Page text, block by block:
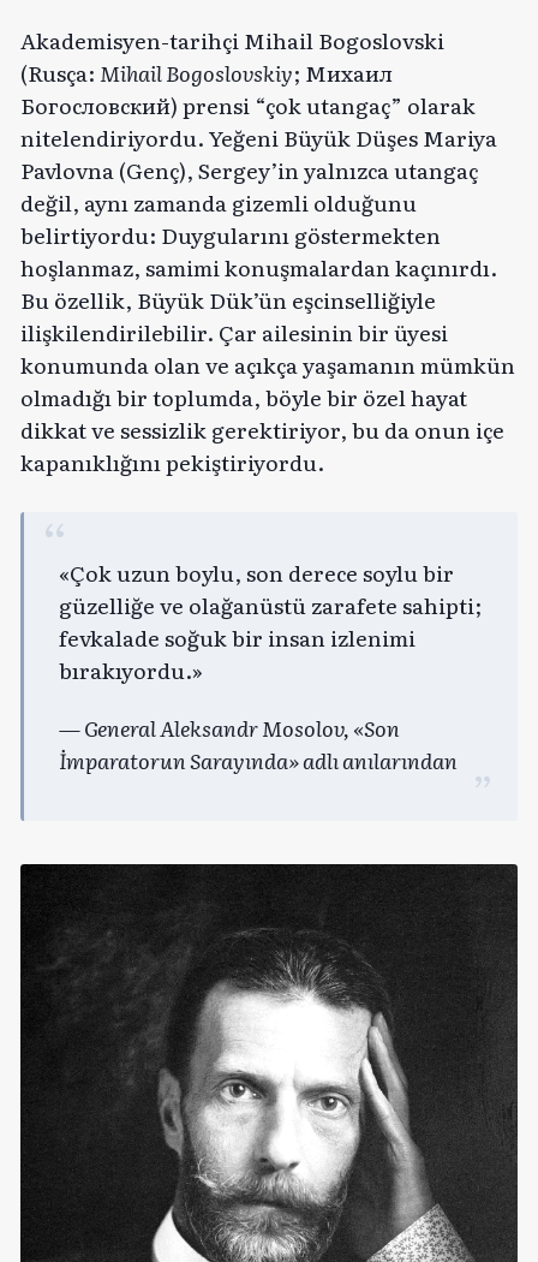
Akademisyen-tarihçi Mihail Bogoslovski
(Rusça: Mihail Bogoslovskiy; Михаил
Богословский) prensi “çok utangaç” olarak
nitelendiriyordu. Yeğeni Büyük Düşes Mariya
Pavlovna (Genç), Sergey’in yalnızca utangaç
değil, aynı zamanda gizemli olduğunu
belirtiyordu: Duygularını göstermekten
hoşlanmaz, samimi konuşmalardan kaçınırdı.
Bu özellik, Büyük Dük’ün eşcinselliğiyle
ilişkilendirilebilir. Çar ailesinin bir üyesi
konumunda olan ve açıkça yaşamanın mümkün
olmadığı bir toplumda, böyle bir özel hayat
dikkat ve sessizlik gerektiriyor, bu da onun içe
kapanıklığını pekiştiriyordu.
«Çok uzun boylu, son derece soylu bir
güzelliğe ve olağanüstü zarafete sahipti;
fevkalade soğuk bir insan izlenimi
bırakıyordu.»
— General Aleksandr Mosolov, «Son
İmparatorun Sarayında» adlı anılarından